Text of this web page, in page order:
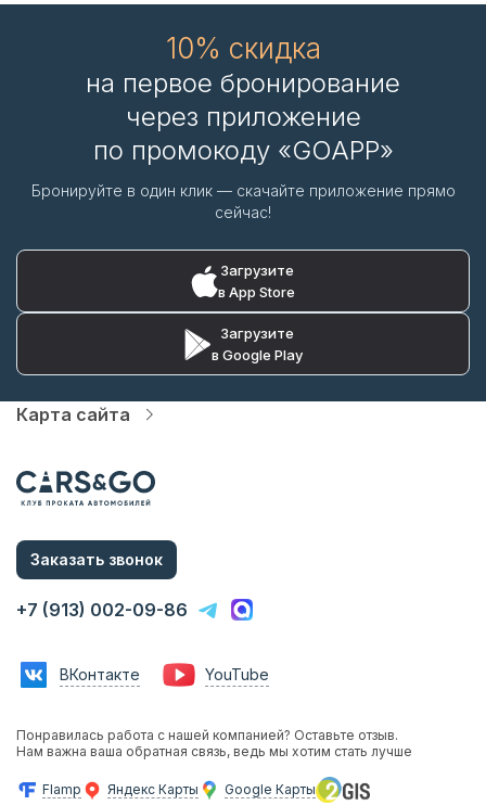
10% скидка
на первое бронирование
через приложение
по промокоду «GOAPP»
Бронируйте в один клик — скачайте приложение прямо
сейчас!
Загрузите
в App Store
Загрузите
в Google Play
Карта сайта
Услуги
Акции
Статьи и Новости
Контакты
Аренда без водителя
Инвестиции в прокат
Аренда авто на мероприятия
Бизнес
Заказать звонок
+7 (913) 002-09-86
ВКонтакте YouTube
Понравилась работа с нашей компанией? Оставьте отзыв.
Нам важна ваша обратная связь, ведь мы хотим стать лучше
Flamp Яндекс Карты Google Карты